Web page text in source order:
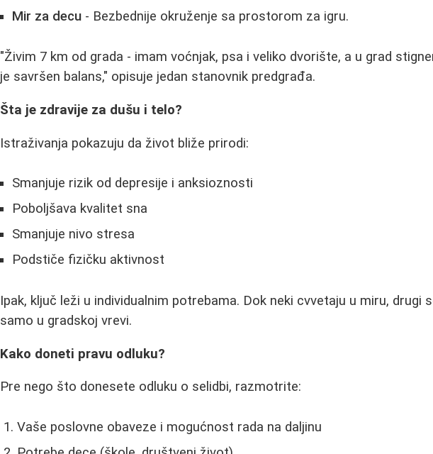
Mir za decu - Bezbednije okruženje sa prostorom za igru.
"Živim 7 km od grada - imam voćnjak, psa i veliko dvorište, a u grad
je savršen balans," opisuje jedan stanovnik predgrađa.
Šta je zdravije za dušu i telo?
Istraživanja pokazuju da život bliže prirodi:
Smanjuje rizik od depresije i anksioznosti
Poboljšava kvalitet sna
Smanjuje nivo stresa
Podstiče fizičku aktivnost
Ipak, ključ leži u individualnim potrebama. Dok neki cvvetaju u miru, drugi
samo u gradskoj vrevi.
Kako doneti pravu odluku?
Pre nego što donesete odluku o selidbi, razmotrite:
Vaše poslovne obaveze i mogućnost rada na daljinu